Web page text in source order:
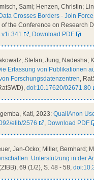
Sami; Henzen, Christin;
Crosses Borders - Join
the Conference on Research
, Download PDF
Stefan; Jung, Nadesha;
Erfassung von Publikationen
Forschungsdatenzentren,
doi:10.17620/02671.80
Kati, 2023: QualiAnon
elib/2576 , Download PDF
Jan-Ocko; Miller, Bernhard;
Unterstützung in der
69 (1/2), S. 48 - 58,